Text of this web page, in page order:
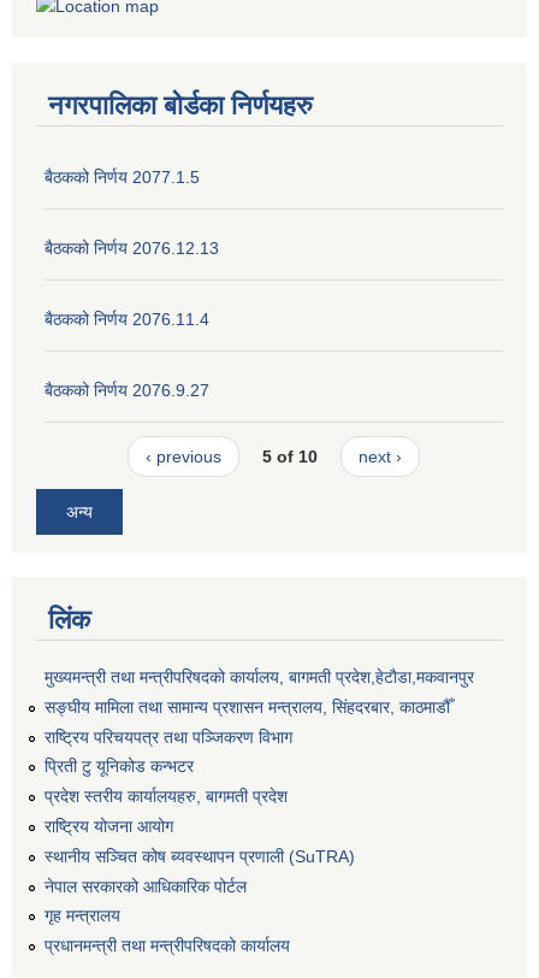
नगरपालिका बोर्डका निर्णयहरु
बैठकको निर्णय 2077.1.5
बैठकको निर्णय 2076.12.13
बैठकको निर्णय 2076.11.4
बैठकको निर्णय 2076.9.27
‹ previous 5 of 10 next ›
अन्य
लिंक
मुख्यमन्त्री तथा मन्त्रीपरिषदको कार्यालय, बागमती प्रदेश,हेटाैडा,मकवानपुर
सङ्‍घीय मामिला तथा सामान्य प्रशासन मन्त्रालय, सिंहदरबार, काठमाडौँ
राष्ट्रिय परिचयपत्र तथा पञ्जिकरण विभाग
प्रिती टु यूनिकोड कन्भटर
प्रदेश स्तरीय कार्यालयहरु, बागमती प्रदेश
राष्ट्रिय योजना आयोग
स्थानीय सञ्चित कोष ब्यवस्थापन प्रणाली (SuTRA)
नेपाल सरकारको आधिकारिक पोर्टल
गृह मन्त्रालय
प्रधानमन्त्री तथा मन्त्रीपरिषदको कार्यालय